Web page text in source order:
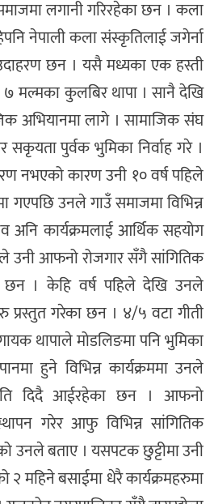
लगानी गरिरहेका छन । कला
नेपाली कला संस्कृतिलाई जगेर्ना
उदाहरण छन । यसै मध्यका एक हस्ती
मल्मका कुलबिर थापा । सानै देखि
अभियानमा लागे । सामाजिक संघ
सकृयता पुर्वक भुमिका निर्वाह गरे ।
नभएको कारण उनी १० वर्ष पहिले
गएपछि उनले गाउँ समाजमा विभिन्न
अनि कार्यक्रमलाई आर्थिक सहयोग
उनी आफनो रोजगार सँगै सांगितिक
छन । केहि वर्ष पहिले देखि उनले
गरेका छन । ४/५ वटा गीती
थापाले मोडलिङमा पनि भुमिका
हुने विभिन्न कार्यक्रममा उनले
दिदै आईरहेका छन । आफनो
गरेर आफु विभिन्न सांगितिक
उनले बताए । यसपटक छुट्टीमा उनी
महिने बसाईमा धेरै कार्यक्रमहरुमा